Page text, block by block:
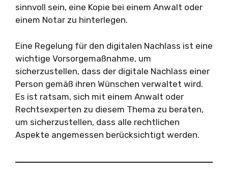
sinnvoll sein, eine Kopie bei einem Anwalt oder
einem Notar zu hinterlegen.
Eine Regelung für den digitalen Nachlass ist eine
wichtige Vorsorgemaßnahme, um
sicherzustellen, dass der digitale Nachlass einer
Person gemäß ihren Wünschen verwaltet wird.
Es ist ratsam, sich mit einem Anwalt oder
Rechtsexperten zu diesem Thema zu beraten,
um sicherzustellen, dass alle rechtlichen
Aspekte angemessen berücksichtigt werden.